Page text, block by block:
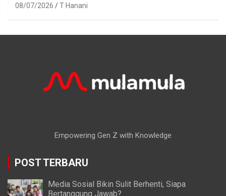
08/07/2026 T Hanani
Empowering Gen Z with Knowledge
POST TERBARU
Media Sosial Bikin Sulit Berhenti, Siapa
Bertanggung Jawab?